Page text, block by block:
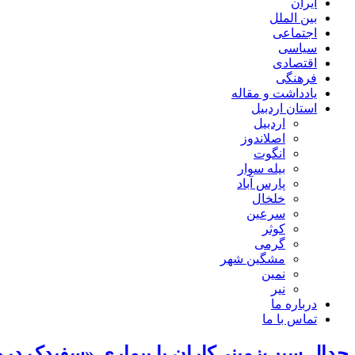
ایران
بین الملل
اجتماعی
سیاسی
اقتصادی
فرهنگی
یادداشت و مقاله
استان اردبیل
اردبیل
اصلاندوز
انگوت
بیله سوار
پارس آباد
خلخال
سرعین
کوثر
گرمی
مشگین شهر
نمین
نیر
درباره ما
تماس با ما